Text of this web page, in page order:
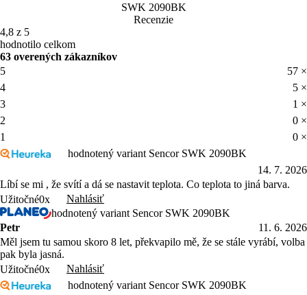
SWK 2090BK
Recenzie
4,8 z 5
hodnotilo celkom
63 overených zákazníkov
5
57 ×
4
5 ×
3
1 ×
2
0 ×
1
0 ×
hodnotený variant Sencor SWK 2090BK
14. 7. 2026
Líbí se mi , že svítí a dá se nastavit teplota. Co teplota to jiná barva.
Užitočné0x
Nahlásiť
hodnotený variant Sencor SWK 2090BK
Petr
11. 6. 2026
Měl jsem tu samou skoro 8 let, překvapilo mě, že se stále vyrábí, volba
pak byla jasná.
Užitočné0x
Nahlásiť
hodnotený variant Sencor SWK 2090BK